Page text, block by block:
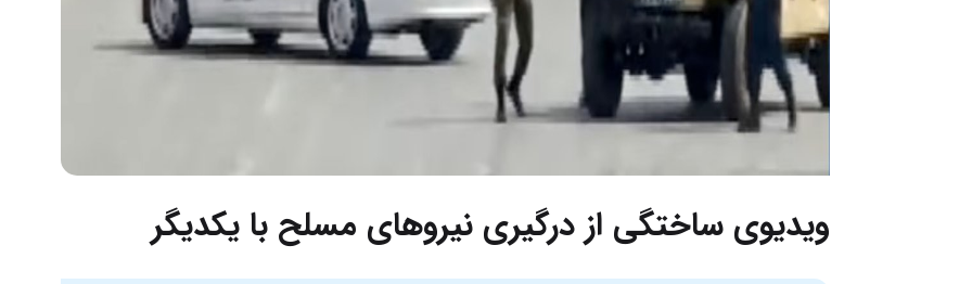
ویدیوی ساختگی از درگیری نیروهای مسلح با یکدیگر